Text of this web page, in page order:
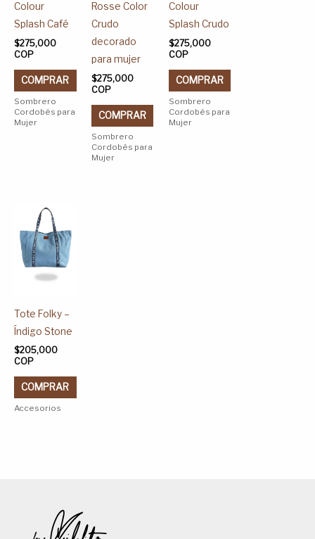
Colour
Splash Café
$275,000
COP
COMPRAR
pueden
elegir
página
producto
Sombrero
Cordobés para
Mujer
Rosse Color
Crudo
decorado
para mujer
$275,000
COP
COMPRAR
pueden
elegir
página
producto
Sombrero
Cordobés para
Mujer
Colour
Splash Crudo
$275,000
COP
COMPRAR
Sombrero
Cordobés para
Mujer
Tote Folky –
Índigo Stone
$205,000
COP
COMPRAR
Accesorios